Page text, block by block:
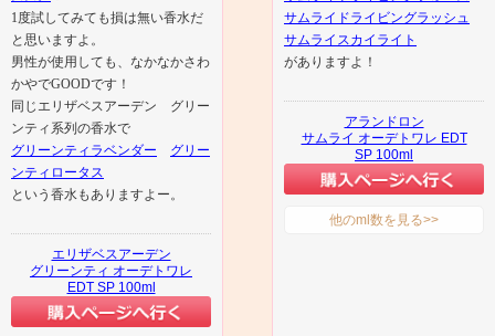
1度試してみても損は無い香水だ
と思いますよ。
男性が使用しても、なかなかさわ
かやでGOODです！
同じエリザベスアーデン グリー
ンティ系列の香水で
グリーンティラベンダー
グリー
ンティロータス
という香水もありますよー。
エリザベスアーデン
グリーンティ オーデトワレ
EDT SP 100ml
サムライドライビングラッシュ
サムライスカイライト
がありますよ！
アランドロン
サムライ オーデトワレ EDT
SP 100ml
他のml数を見る>>